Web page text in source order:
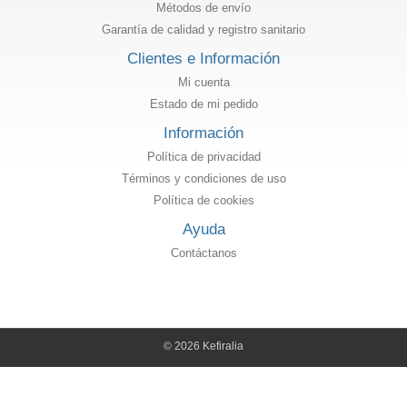
Métodos de envío
Garantía de calidad y registro sanitario
Clientes e Información
Mi cuenta
Estado de mi pedido
Información
Política de privacidad
Términos y condiciones de uso
Política de cookies
Ayuda
Contáctanos
© 2026 Kefiralia